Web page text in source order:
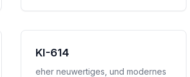
KI-614
eher neuwertiges, und modernes